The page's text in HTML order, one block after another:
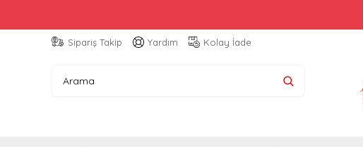
Sipariş Takip Yardım Kolay İade